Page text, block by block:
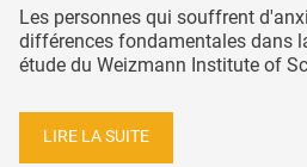
Les personnes qui souffrent
différences fondamentales dans
étude du Weizmann Institute of
LIRE LA SUITE